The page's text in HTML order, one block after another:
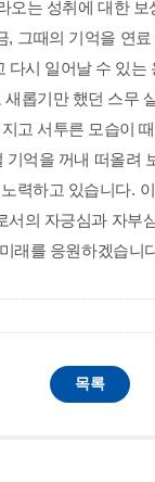
오는 성취에 대한
, 그때의 기억을 연
다시 일어날 수 있는
새롭기만 했던 스무
고 서투른 모습이
기억을 꺼내 떠올려
력하고 있습니다.
서의 자긍심과 자부
래를 응원하겠습니